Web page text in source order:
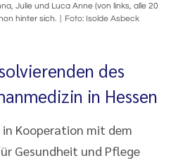
Julie und Luca Anne (von links, alle 20
hinter sich.
Foto: Isolde Asbeck
des
in Hessen
Kooperation mit dem
Gesundheit und Pflege